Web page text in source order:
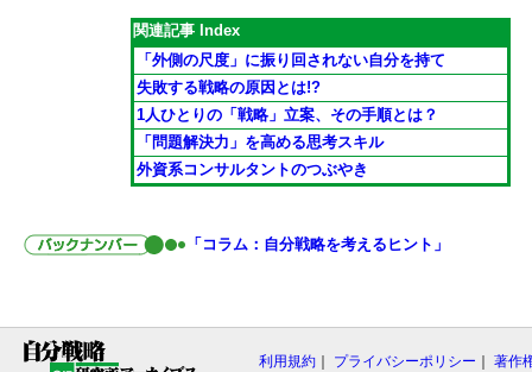
関連記事 Index
「外側の尺度」に振り回されない自分を持て
失敗する戦略の原因とは!?
1人ひとりの「戦略」立案、その手順とは？
「問題解決力」を高める思考スキル
外資系コンサルタントのつぶやき
「コラム：自分戦略を考えるヒント」
利用規約 プライバシーポリシー 著作